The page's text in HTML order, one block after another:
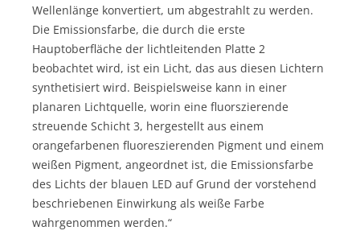
Wellenlänge konvertiert, um abgestrahlt zu werden.
Die Emissionsfarbe, die durch die erste
Hauptoberfläche der lichtleitenden Platte 2
beobachtet wird, ist ein Licht, das aus diesen Lichtern
synthetisiert wird. Beispielsweise kann in einer
planaren Lichtquelle, worin eine fluorszierende
streuende Schicht 3, hergestellt aus einem
orangefarbenen fluoreszierenden Pigment und einem
weißen Pigment, angeordnet ist, die Emissionsfarbe
des Lichts der blauen LED auf Grund der vorstehend
beschriebenen Einwirkung als weiße Farbe
wahrgenommen werden.“